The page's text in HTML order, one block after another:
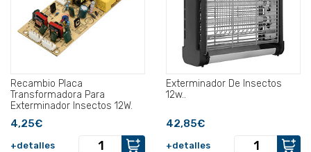
Recambio Placa
Transformadora Para
Exterminador Insectos 12W.
4,25€
+detalles
Exterminador De Insectos
12w..
42,85€
+detalles